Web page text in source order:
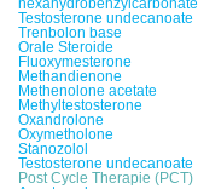
hexahydrobenzylcarbonate
Testosterone undecanoate
Trenbolon base
Orale Steroide
Fluoxymesterone
Methandienone
Methenolone acetate
Methyltestosterone
Oxandrolone
Oxymetholone
Stanozolol
Testosterone undecanoate
Post Cycle Therapie (PCT)